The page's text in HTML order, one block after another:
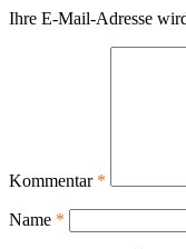
Ihre E-Mail-Adresse
Kommentar *
Name *